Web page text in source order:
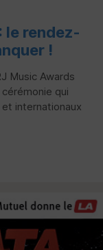
le rendez-
!
Music Awards
qui
internationaux